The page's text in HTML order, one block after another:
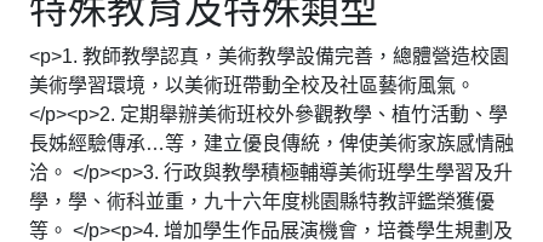
特殊教育及特殊類型
<p>1. 教師教學認真，美術教學設備完善，總體營造校園
美術學習環境，以美術班帶動全校及社區藝術風氣。
</p><p>2. 定期舉辦美術班校外參觀教學、植竹活動、學
長姊經驗傳承…等，建立優良傳統，俾使美術家族感情融
洽。 </p><p>3. 行政與教學積極輔導美術班學生學習及升
學，學、術科並重，九十六年度桃園縣特教評鑑榮獲優
等。 </p><p>4. 增加學生作品展演機會，培養學生規劃及